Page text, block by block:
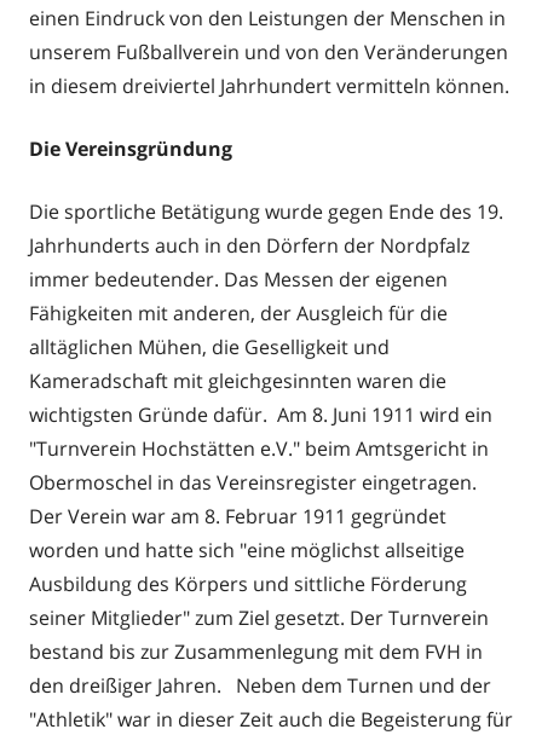
einen Eindruck von den Leistungen der Menschen in
unserem Fußballverein und von den Veränderungen
in diesem dreiviertel Jahrhundert vermitteln können.
Die Vereinsgründung
Die sportliche Betätigung wurde gegen Ende des 19.
Jahrhunderts auch in den Dörfern der Nordpfalz
immer bedeutender. Das Messen der eigenen
Fähigkeiten mit anderen, der Ausgleich für die
alltäglichen Mühen, die Geselligkeit und
Kameradschaft mit gleichgesinnten waren die
wichtigsten Gründe dafür. Am 8. Juni 1911 wird ein
"Turnverein Hochstätten e.V." beim Amtsgericht in
Obermoschel in das Vereinsregister eingetragen.
Der Verein war am 8. Februar 1911 gegründet
worden und hatte sich "eine möglichst allseitige
Ausbildung des Körpers und sittliche Förderung
seiner Mitglieder" zum Ziel gesetzt. Der Turnverein
bestand bis zur Zusammenlegung mit dem FVH in
den dreißiger Jahren. Neben dem Turnen und der
"Athletik" war in dieser Zeit auch die Begeisterung für